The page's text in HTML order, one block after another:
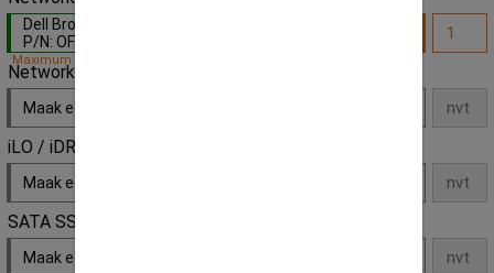
Dell Broadcom 5720 4x 1Gbps RJ45 versie -
P/N: OFM487
Maximum capiciteit bereikt!
Network extension
Maak een keuze
iLO / iDRAC License Key
Maak een keuze
SATA SSD
Maak een keuze